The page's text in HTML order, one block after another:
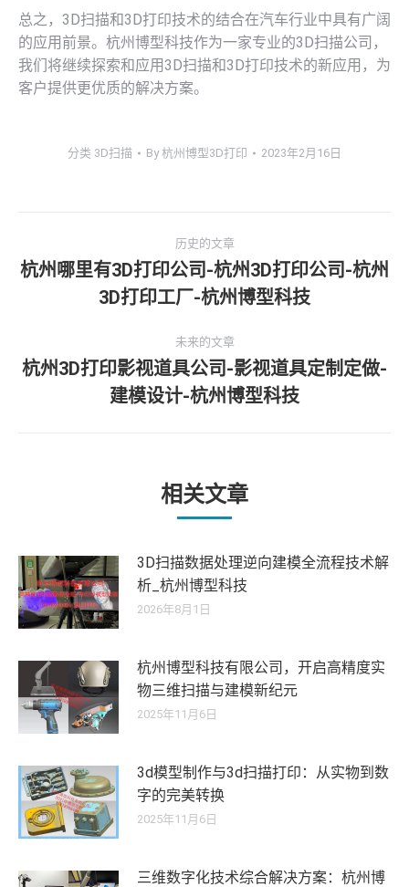
总之，3D扫描和3D打印技术的结合在汽车行业中具有广阔
的应用前景。杭州博型科技作为一家专业的3D扫描公司，
我们将继续探索和应用3D扫描和3D打印技术的新应用，为
客户提供更优质的解决方案。
分类 3D扫描 By杭州博型3D打印 2023年2月16日
章
航
历史的文章
历
史
文
章：
杭州哪里有3D打印公司-杭州3D打印公司-杭州
3D打印工厂-杭州博型科技
未来的文章
未
来
杭州3D打印影视道具公司-影视道具定制定做-
建模设计-杭州博型科技
相关文章
3D扫描数据处理逆向建模全流程技术解
析_杭州博型科技
2026年8月1日
杭州博型科技有限公司，开启高精度实
物三维扫描与建模新纪元
2025年11月6日
3d模型制作与3d扫描打印：从实物到数
字的完美转换
2025年11月6日
三维数字化技术综合解决方案：杭州博